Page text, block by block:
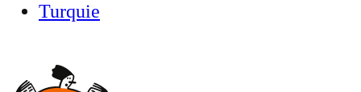
Turquie